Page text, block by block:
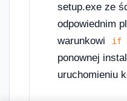
setup.exe ze
odpowiednim
warunkowi
if
ponownej
uruchomieniu